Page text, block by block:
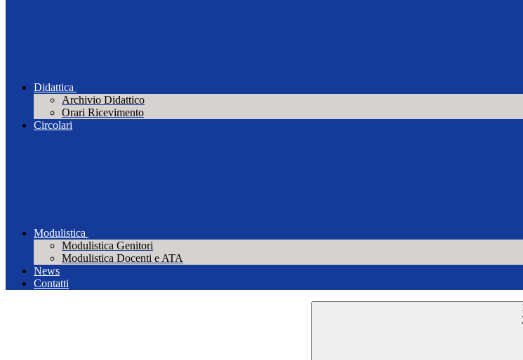
Didattica
Archivio Didattico
Orari Ricevimento
Circolari
Modulistica
Modulistica Genitori
Modulistica Docenti e ATA
News
Contatti